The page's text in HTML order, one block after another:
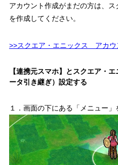
アカウント作成がまだの方は、
を作成してください。
>>スクエア・エニックス アカウ
【連携元スマホ】とスクエア・
ータ引き継ぎ）設定する
１．画面の下にある「メニュー」